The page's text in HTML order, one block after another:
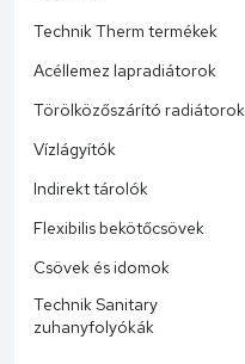
Technik Therm termékek
Acéllemez lapradiátorok
Törölközőszárító radiátorok
Vízlágyítók
Indirekt tárolók
Flexibilis bekötőcsövek
Csövek és idomok
Technik Sanitary
zuhanyfolyókák